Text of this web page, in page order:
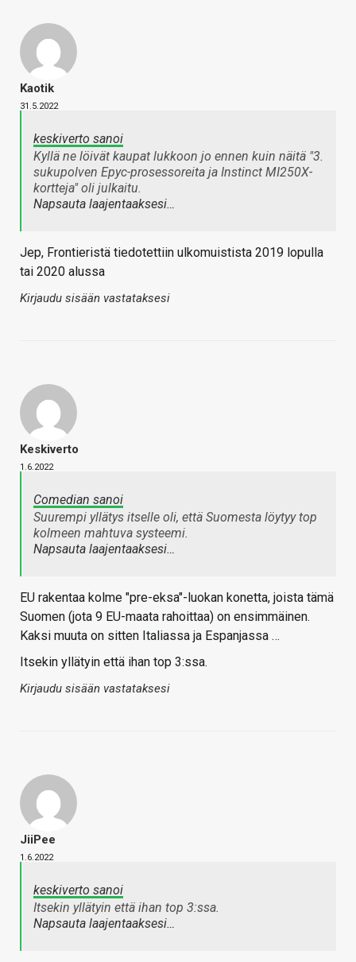
Kaotik
31.5.2022
keskiverto sanoi
Kyllä ne löivät kaupat lukkoon jo ennen kuin näitä "3.
sukupolven Epyc-prosessoreita ja Instinct MI250X-
kortteja" oli julkaitu.
Napsauta laajentaaksesi…
Jep, Frontieristä tiedotettiin ulkomuistista 2019 lopulla
tai 2020 alussa
Kirjaudu sisään vastataksesi
Keskiverto
1.6.2022
Comedian sanoi
Suurempi yllätys itselle oli, että Suomesta löytyy top
kolmeen mahtuva systeemi.
Napsauta laajentaaksesi…
EU rakentaa kolme "pre-eksa"-luokan konetta, joista tämä
Suomen (jota 9 EU-maata rahoittaa) on ensimmäinen.
Kaksi muuta on sitten Italiassa ja Espanjassa …
Itsekin yllätyin että ihan top 3:ssa.
Kirjaudu sisään vastataksesi
JiiPee
1.6.2022
keskiverto sanoi
Itsekin yllätyin että ihan top 3:ssa.
Napsauta laajentaaksesi…